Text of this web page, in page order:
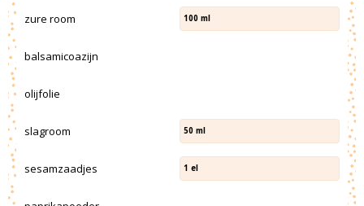
zure room 100 ml
balsamicoazijn
olijfolie
slagroom 50 ml
sesamzaadjes 1 el